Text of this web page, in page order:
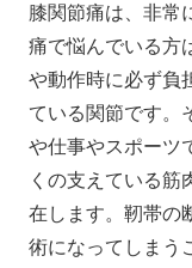
膝関節痛は、非常
痛で悩んでいる方
や動作時に必ず負
ている関節です。
や仕事やスポーツ
くの支えている筋
在します。靭帯の
術になってしまう